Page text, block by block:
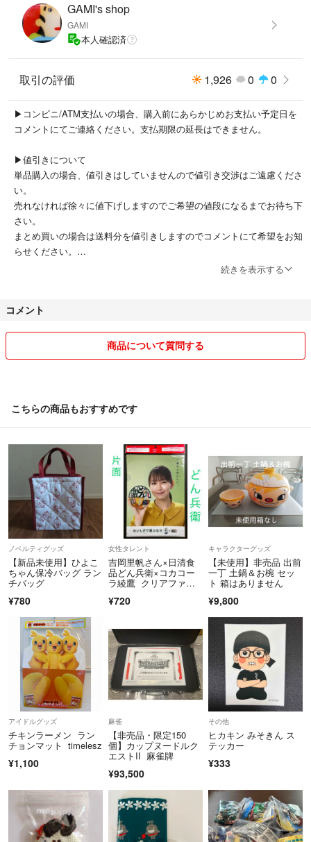
GAMI's shop
GAMI
本人確認済
取引の評価 1,926 0 0
▶︎コンビニ/ATM支払いの場合、購入前にあらかじめお支払い予定日を
コメントにてご連絡ください。支払期限の延長はできません。
▶︎値引きについて
単品購入の場合、値引きはしていませんので値引き交渉はご遠慮くださ
い。
売れなければ徐々に値下げしますのでご希望の値段になるまでお待ち下
さい。
まとめ買いの場合は送料分を値引きしますのでコメントにて希望をお知
らせください。
の場合、紛失、誤配などの責任は負いかねますのでご了承ください。心
きる限り対応いたします。
▶︎丁寧に検品しているつもりですが見落としなどあるかもしれません。
特にユーズドの商品については神経質な方はご購入をお控えください。
▶︎着用画像、取り置きはお断りしています。
▶︎他のフリマアプリにも出品しているため、購入申請ありにしていま
す。お支払い期限までに支払いがなく自動取引キャンセルとなった場合
は「悪い」評価をさせていただきます。
続きを表示する
コメント
商品について質問する
こちらの商品もおすすめです
ノベルティグッズ
【新品未使用】ひよこ
ちゃん保冷バッグ ラン
チバッグ
¥780
女性タレント
吉岡里帆さん×日清食
品どん兵衛×コカコー
ラ綾鷹 クリアファイ
¥720
キャラクターグッズ
【未使用】非売品 出前
一丁 土鍋＆お椀 セッ
ト 箱はありません
¥9,800
アイドルグッズ
チキンラーメン ラン
チョンマット timelesz
¥1,100
麻雀
【非売品・限定150
個】カップヌードルク
エストII 麻雀牌
¥93,500
その他
ヒカキン みそきん ス
テッカー
¥333